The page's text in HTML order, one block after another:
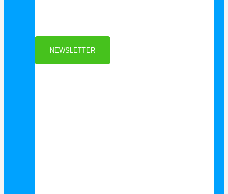
Als Danke schön für Ihre Anmeldung
NEWSLETTER